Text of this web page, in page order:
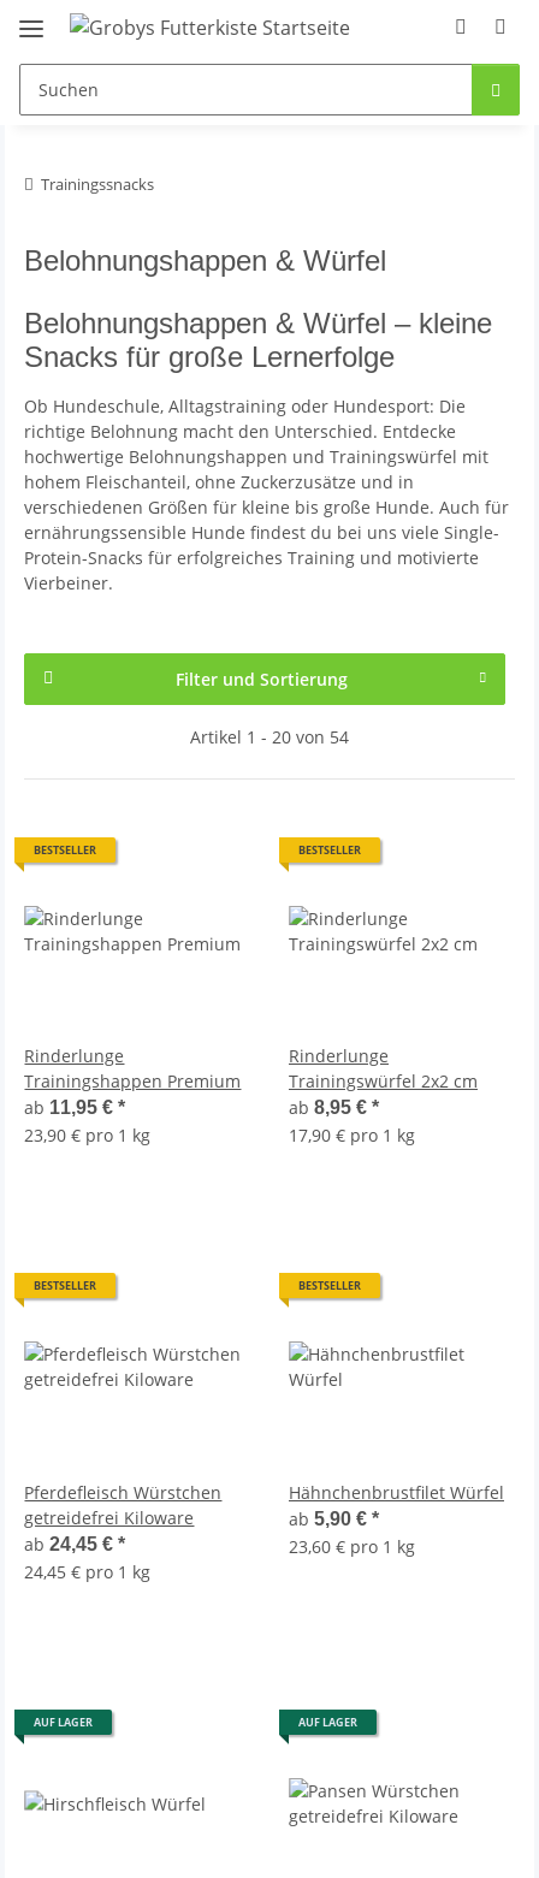
Trainingssnacks
Belohnungshappen & Würfel
Belohnungshappen & Würfel – kleine
Snacks für große Lernerfolge
Ob Hundeschule, Alltagstraining oder Hundesport: Die
richtige Belohnung macht den Unterschied. Entdecke
hochwertige Belohnungshappen und Trainingswürfel mit
hohem Fleischanteil, ohne Zuckerzusätze und in
verschiedenen Größen für kleine bis große Hunde. Auch für
ernährungssensible Hunde findest du bei uns viele Single-
Protein-Snacks für erfolgreiches Training und motivierte
Vierbeiner.
Filter und Sortierung
Artikel 1 - 20 von 54
BESTSELLER
Rinderlunge
Trainingshappen Premium
ab 11,95 €*
23,90 € pro 1 kg
BESTSELLER
Rinderlunge
Trainingswürfel 2x2 cm
ab 8,95 € *
17,90 € pro 1 kg
BESTSELLER
Pferdefleisch Würstchen
getreidefrei Kiloware
ab24,45 €*
24,45 € pro 1 kg
BESTSELLER
Hähnchenbrustfilet Würfel
ab 5,90 € *
23,60 € pro 1 kg
AUF LAGER AUF LAGER